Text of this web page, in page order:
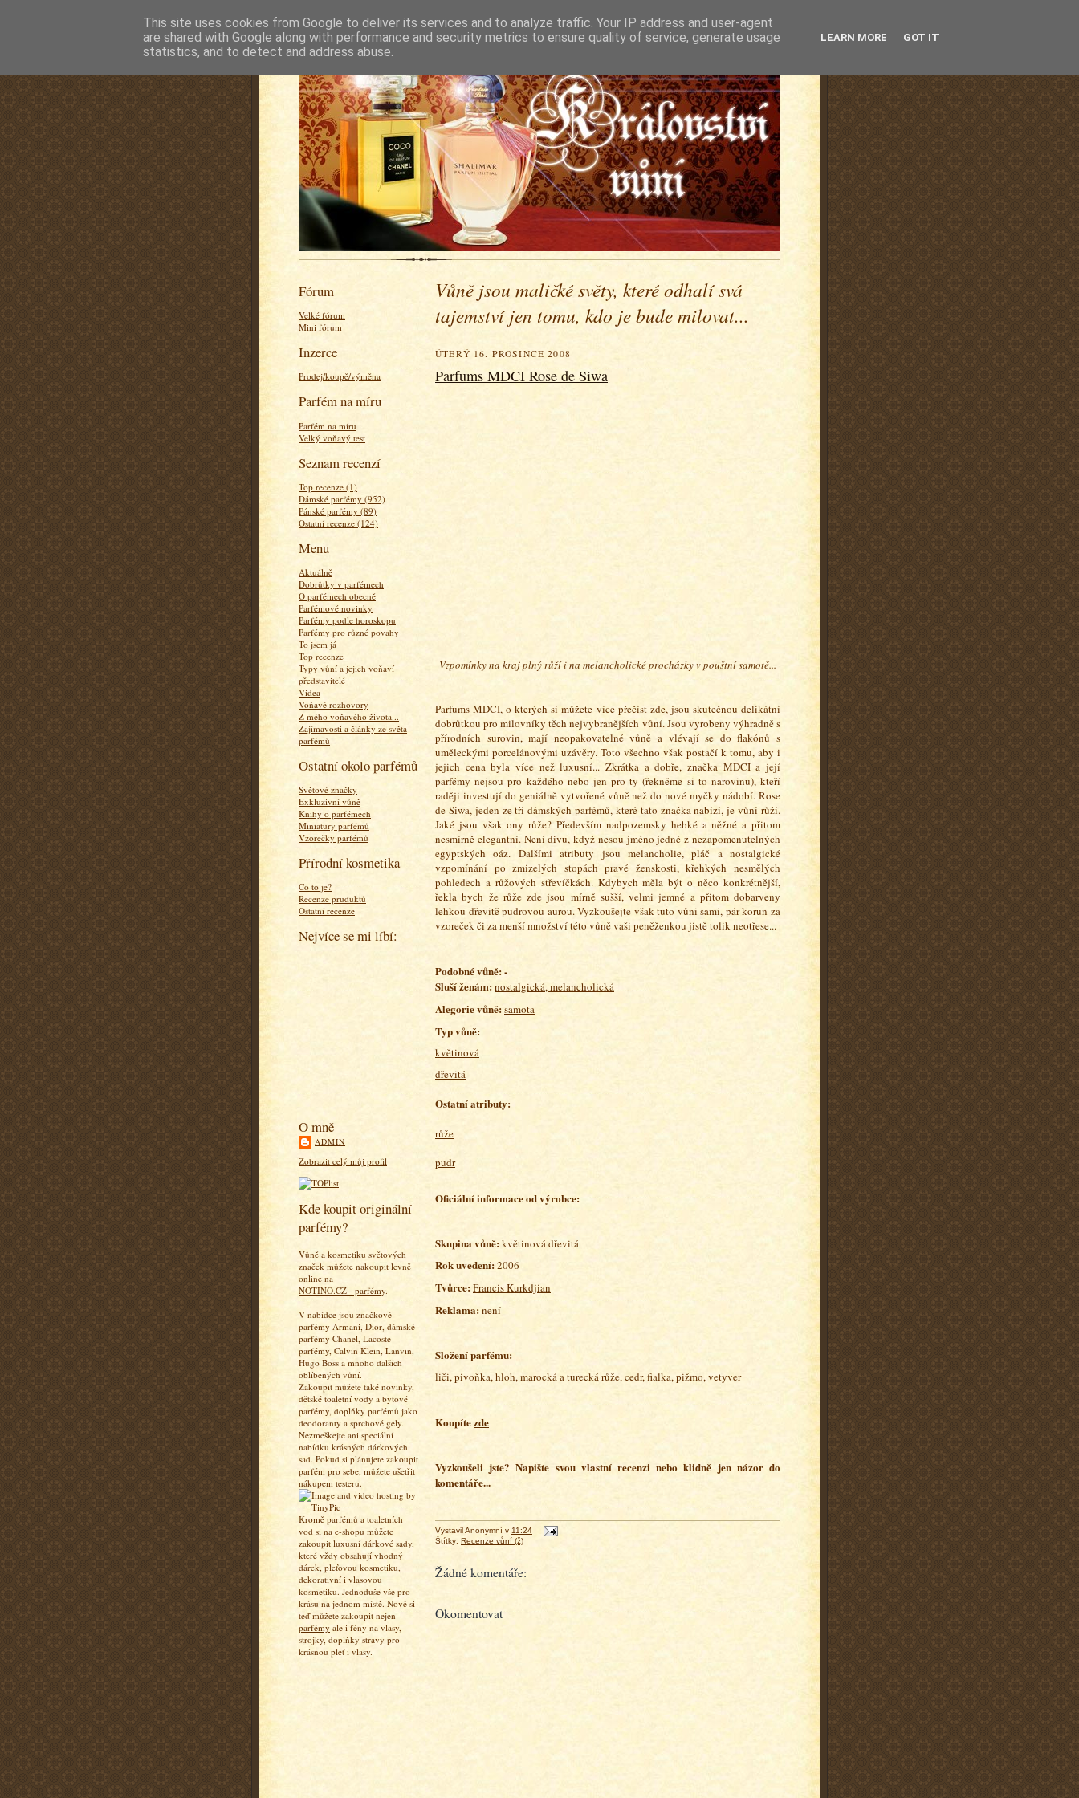
Fórum
Velké fórum
Mini fórum
Inzerce
Prodej/koupě/výměna
Parfém na míru
Parfém na míru
Velký voňavý test
Seznam recenzí
Top recenze (1)
Dámské parfémy (952)
Pánské parfémy (89)
Ostatní recenze (124)
Menu
Aktuálně
Dobrůtky v parfémech
O parfémech obecně
Parfémové novinky
Parfémy podle horoskopu
Parfémy pro různé povahy
To jsem já
Top recenze
Typy vůní a jejich voňaví
představitelé
Videa
Voňavé rozhovory
Z mého voňavého života...
Zajímavosti a články ze světa
parfémů
Ostatní okolo parfémů
Světové značky
Exkluzivní vůně
Knihy o parfémech
Miniatury parfémů
Vzorečky parfémů
Přírodní kosmetika
Co to je?
Recenze pruduktů
Ostatní recenze
Nejvíce se mi líbí:
O mně
ADMIN
Zobrazit celý můj profil
Kde koupit originální
parfémy?
Vůně a kosmetiku světových
značek můžete nakoupit levně
online na
NOTINO.CZ - parfémy.
V nabídce jsou značkové
parfémy Armani, Dior, dámské
parfémy Chanel, Lacoste
parfémy, Calvin Klein, Lanvin,
Hugo Boss a mnoho dalších
oblíbených vůní.
Zakoupit můžete také novinky,
dětské toaletní vody a bytové
parfémy, doplňky parfémů jako
deodoranty a sprchové gely.
Nezmeškejte ani speciální
nabídku krásných dárkových
sad. Pokud si plánujete zakoupit
parfém pro sebe, můžete ušetřit
nákupem testeru.
Kromě parfémů a toaletních
vod si na e-shopu můžete
zakoupit luxusní dárkové sady,
které vždy obsahují vhodný
dárek, pleťovou kosmetiku,
dekorativní i vlasovou
kosmetiku. Jednoduše vše pro
krásu na jednom místě. Nově si
teď můžete zakoupit nejen
parfémy ale i fény na vlasy,
strojky, doplňky stravy pro
krásnou pleť i vlasy.
Vůně jsou maličké světy, které odhalí svá
tajemství jen tomu, kdo je bude milovat...
ÚTERÝ 16. PROSINCE 2008
Parfums MDCI Rose de Siwa
Vzpomínky na kraj plný růží i na melancholické procházky v pouštní samotě...
Parfums MDCI, o kterých si můžete více přečíst zde, jsou skutečnou delikátní
dobrůtkou pro milovníky těch nejvybranějších vůní. Jsou vyrobeny výhradně s
přírodních surovin, mají neopakovatelné vůně a vlévají se do flakónů s
uměleckými porcelánovými uzávěry. Toto všechno však postačí k tomu, aby i
jejich cena byla více než luxusní... Zkrátka a dobře, značka MDCI a její
parfémy nejsou pro každého nebo jen pro ty (řekněme si to narovinu), kteří
raději investují do geniálně vytvořené vůně než do nové myčky nádobí. Rose
de Siwa, jeden ze tří dámských parfémů, které tato značka nabízí, je vůní růží.
Jaké jsou však ony růže? Především nadpozemsky hebké a něžné a přitom
nesmírně elegantní. Není divu, když nesou jméno jedné z nezapomenutelných
egyptských oáz. Dalšími atributy jsou melancholie, pláč a nostalgické
vzpomínání po zmizelých stopách pravé ženskosti, křehkých nesmělých
pohledech a růžových střevíčkách. Kdybych měla být o něco konkrétnější,
řekla bych že růže zde jsou mírně sušší, velmi jemné a přitom dobarveny
lehkou dřevitě pudrovou aurou. Vyzkoušejte však tuto vůni sami, pár korun za
vzoreček či za menší množství této vůně vaši peněženkou jistě tolik neotřese...
Podobné vůně: -
Sluší ženám:nostalgická, melancholická
Alegorie vůně:samota
Typ vůně:
květinová
dřevitá
Ostatní atributy:
růže
pudr
Oficiální informace od výrobce:
Skupina vůně:květinová dřevitá
Rok uvedení:2006
Tvůrce:Francis Kurkdjian
Reklama:není
Složení parfému:
liči, pivoňka, hloh,marocká a turecká růže, cedr, fialka, pižmo, vetyver
Koupítezde
Vyzkoušeli jste? Napište svou vlastní recenzi nebo klidně jen názor do
komentáře...
Vystavil Anonymní v 11:24
Štítky: Recenze vůní (ž)
Žádné komentáře:
Okomentovat
This site uses cookies from Google to deliver its services and to analyze traffic. Your IP address and user-agent
are shared with Google along with performance and security metrics to ensure quality of service, generate usage
statistics, and to detect and address abuse.
LEARN MORE GOT IT